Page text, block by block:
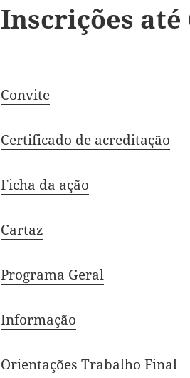
Inscrições até
Convite
Certificado de acreditação
Ficha da ação
Cartaz
Programa Geral
Informação
Orientações Trabalho Final